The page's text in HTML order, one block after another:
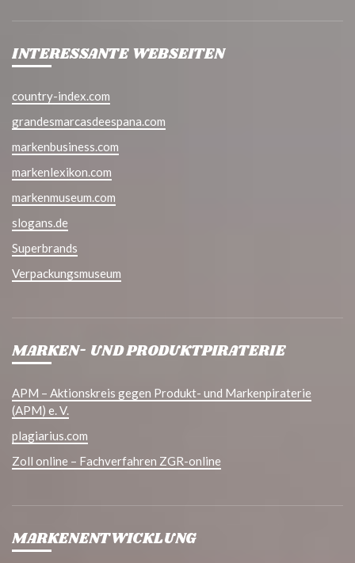
INTERESSANTE WEBSEITEN
country-index.com
grandesmarcasdeespana.com
markenbusiness.com
markenlexikon.com
markenmuseum.com
slogans.de
Superbrands
Verpackungsmuseum
MARKEN- UND PRODUKTPIRATERIE
APM – Aktionskreis gegen Produkt- und Markenpiraterie
(APM) e. V.
plagiarius.com
Zoll online – Fachverfahren ZGR-online
MARKENENTWICKLUNG